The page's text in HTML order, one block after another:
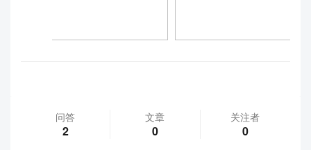
问答
2
文章
0
关注者
0